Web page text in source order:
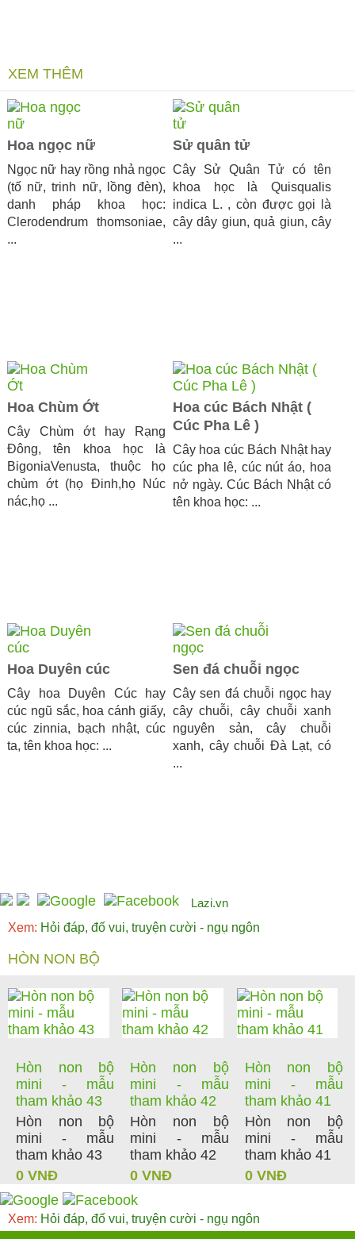
XEM THÊM
Hoa ngọc nữ
Ngọc nữ hay rồng nhả ngọc
(tố nữ, trinh nữ, lồng đèn),
danh pháp khoa học:
Clerodendrum thomsoniae,
...
Sử quân tử
Cây Sử Quân Tử có tên
khoa học là Quisqualis
indica L. , còn được gọi là
cây dây giun, quả giun, cây
...
Hoa Chùm Ớt
Cây Chùm ớt hay Rạng
Đông, tên khoa học là
BigoniaVenusta, thuộc họ
chùm ớt (họ Đinh,họ Núc
nác,họ ...
Hoa cúc Bách Nhật (
Cúc Pha Lê )
Cây hoa cúc Bách Nhật hay
cúc pha lê, cúc nút áo, hoa
nở ngày. Cúc Bách Nhật có
tên khoa học: ...
Hoa Duyên cúc
Cây hoa Duyên Cúc hay
cúc ngũ sắc, hoa cánh giấy,
cúc zinnia, bạch nhật, cúc
ta, tên khoa học: ...
Sen đá chuỗi ngọc
Cây sen đá chuỗi ngọc hay
cây chuỗi, cây chuỗi xanh
nguyên sản, cây chuỗi
xanh, cây chuỗi Đà Lạt, có
...
Lazi.vn
Xem: Hỏi đáp, đố vui, truyện cười - ngụ ngôn
HÒN NON BỘ
Hòn non bộ
mini - mẫu
tham khảo 43
Hòn non bộ
mini - mẫu
tham khảo 43
0 VNĐ
Hòn non bộ
mini - mẫu
tham khảo 42
Hòn non bộ
mini - mẫu
tham khảo 42
0 VNĐ
Hòn non bộ
mini - mẫu
tham khảo 41
Hòn non bộ
mini - mẫu
tham khảo 41
0 VNĐ
Xem: Hỏi đáp, đố vui, truyện cười - ngụ ngôn